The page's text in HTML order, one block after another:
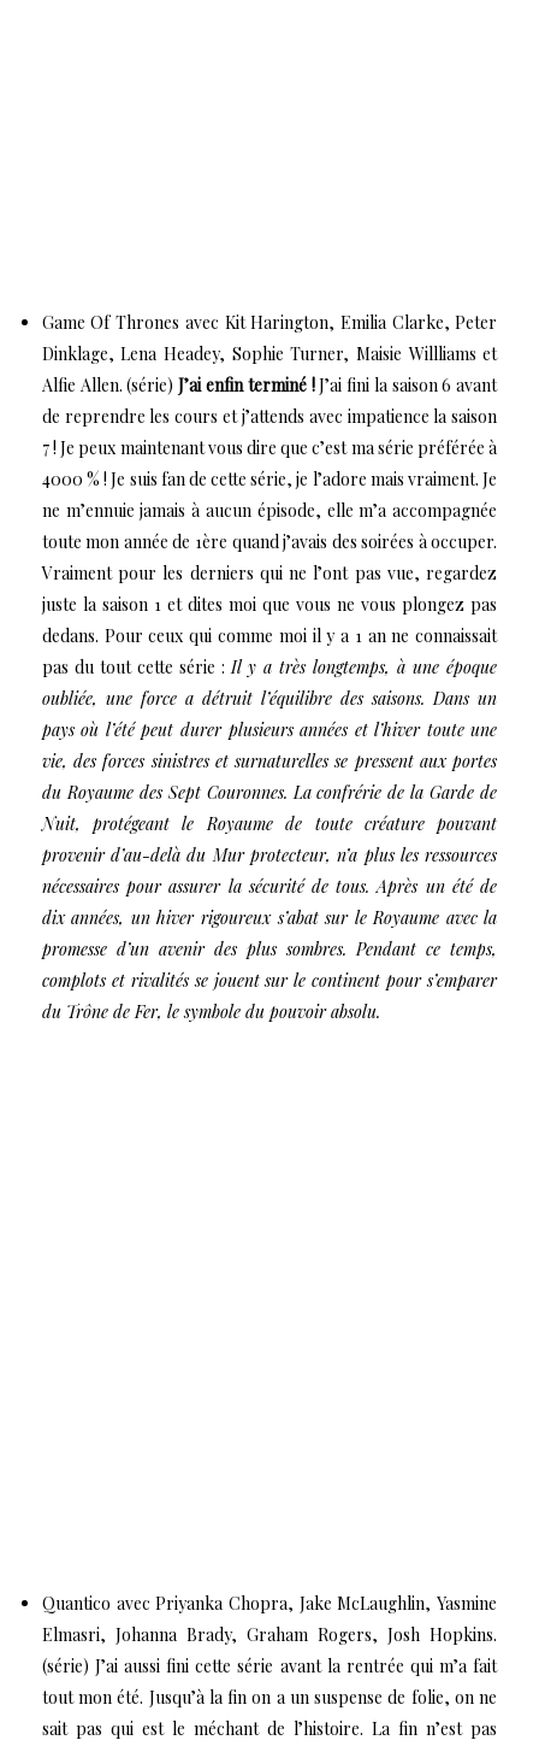
Game Of Thrones avec Kit Harington, Emilia Clarke, Peter
Dinklage, Lena Headey, Sophie Turner, Maisie Willliams et
Alfie Allen. (série) J’ai enfin terminé !J’ai fini la saison 6 avant
de reprendre les cours et j’attends avec impatience la saison
7 ! Je peux maintenant vous dire que c’est ma série préférée à
4000 % ! Je suis fan de cette série, je l’adore mais vraiment. Je
ne m’ennuie jamais à aucun épisode, elle m’a accompagnée
toute mon année de 1ère quand j’avais des soirées à occuper.
Vraiment pour les derniers qui ne l’ont pas vue, regardez
juste la saison 1 et dites moi que vous ne vous plongez pas
dedans. Pour ceux qui comme moi il y a 1 an ne connaissait
pas du tout cette série :Il y a très longtemps, à une époque
oubliée, une force a détruit l’équilibre des saisons. Dans un
pays où l’été peut durer plusieurs années et l’hiver toute une
vie, des forces sinistres et surnaturelles se pressent aux portes
du Royaume des Sept Couronnes. La confrérie de la Garde de
Nuit, protégeant le Royaume de toute créature pouvant
provenir d’au-delà du Mur protecteur, n’a plus les ressources
nécessaires pour assurer la sécurité de tous. Après un été de
dix années, un hiver rigoureux s’abat sur le Royaume avec la
promesse d’un avenir des plus sombres. Pendant ce temps,
complots et rivalités se jouent sur le continent pour s’emparer
du Trône de Fer, le symbole du pouvoir absolu.
Quantico avec Priyanka Chopra, Jake McLaughlin, Yasmine
Elmasri, Johanna Brady, Graham Rogers, Josh Hopkins.
(série) J’ai aussi fini cette série avant la rentrée qui m’a fait
tout mon été. Jusqu’à la fin on a un suspense de folie, on ne
sait pas qui est le méchant de l’histoire. La fin n’est pas